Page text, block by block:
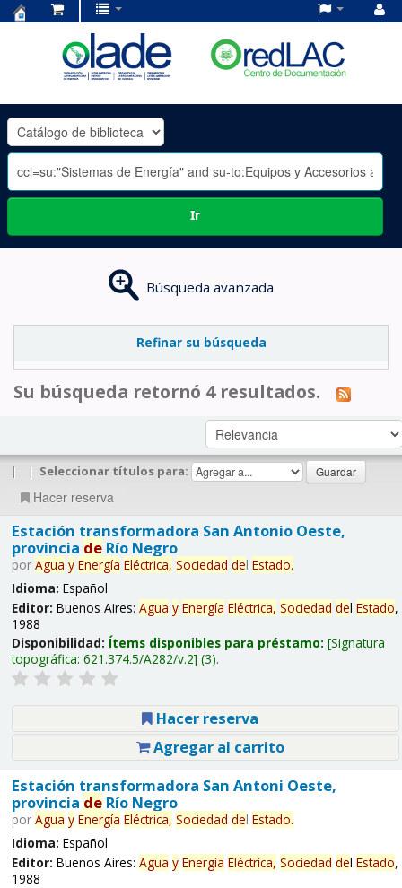
OLADE
-
Ir
Búsqueda avanzada
Refinar su búsqueda
Su búsqueda retornó 4 resultados.
| | Seleccionar títulos para:
Hacer reserva
Estación transformadora San Antonio Oeste,
provincia deRío Negro
por Agua y Energía Eléctrica, Sociedad del Estado.
Idioma: Español
Editor: Buenos Aires: Agua y Energía Eléctrica, Sociedad del Estado,
1988
Disponibilidad: Ítems disponibles para préstamo: Signatura
topográfica: 621.374.5/A282/v.2 (3).
Hacer reserva
Agregar al carrito
Estación transformadora San Antoni Oeste,
provincia deRío Negro
por Agua y Energía Eléctrica, Sociedad del Estado.
Idioma: Español
Editor: Buenos Aires: Agua y Energía Eléctrica, Sociedad del Estado,
1988